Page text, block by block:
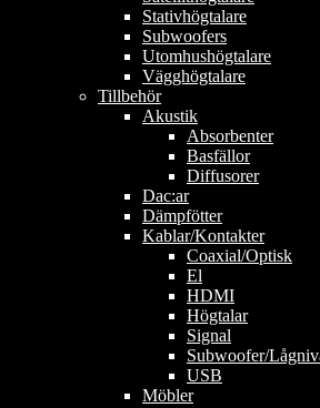
Stativhögtalare
Subwoofers
Utomhushögtalare
Vägghögtalare
Tillbehör
Akustik
Absorbenter
Basfällor
Diffusorer
Dac:ar
Dämpfötter
Kablar/Kontakter
Coaxial/Optisk
El
HDMI
Högtalar
Signal
Subwoofer/
USB
Möbler